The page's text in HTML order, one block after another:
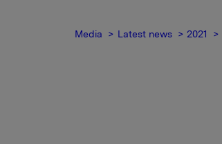
Media Latest news 2021